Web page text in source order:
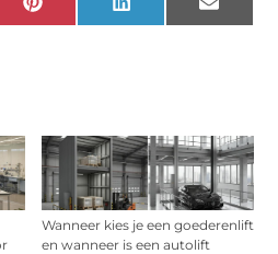
Wanneer kies je een goederenlift
en wanneer is een autolift
Pinterest LinkedIn Email